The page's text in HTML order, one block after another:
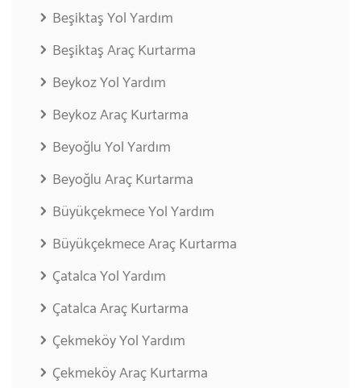
Beşiktaş Yol Yardım
Beşiktaş Araç Kurtarma
Beykoz Yol Yardım
Beykoz Araç Kurtarma
Beyoğlu Yol Yardım
Beyoğlu Araç Kurtarma
Büyükçekmece Yol Yardım
Büyükçekmece Araç Kurtarma
Çatalca Yol Yardım
Çatalca Araç Kurtarma
Çekmeköy Yol Yardım
Çekmeköy Araç Kurtarma